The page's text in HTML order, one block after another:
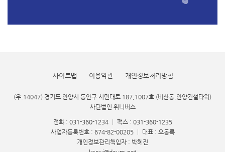
사이트맵 이용약관 개인정보처리방침
(우.14047) 경기도 안양시 동안구 시민대로 187,1007호 (비산동,안양건설타워)
사단법인 위니버스
전화 : 031-360-1234
팩스 : 031-360-1235
사업자등록번호 : 674-82-00205
대표 : 오동록
개인정보관리책임자 : 박혜진